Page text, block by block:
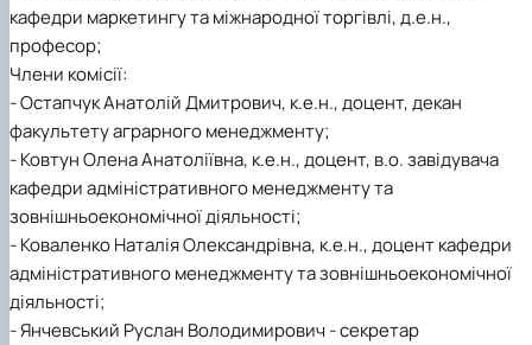
кафедри маркетингу та міжнародної торгівлі, д.е.н.,
професор;
Члени комісії:
- Остапчук Анатолій Дмитрович, к.е.н., доцент, декан
факультету аграрного менеджменту;
- Ковтун Олена Анатоліївна, к.е.н., доцент, в.о. завідувача
кафедри адміністративного менеджменту та
зовнішньоекономічної діяльності;
- Коваленко Наталія Олександрівна, к.е.н., доцент кафедри
адміністративного менеджменту та зовнішньоекономічної
діяльності;
- Янчевський Руслан Володимирович - секретар